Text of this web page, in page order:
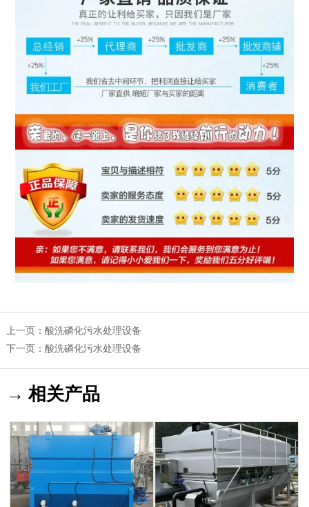
上一页： 酸洗磷化污水处理设备
下一页： 酸洗磷化污水处理设备
→ 相关产品